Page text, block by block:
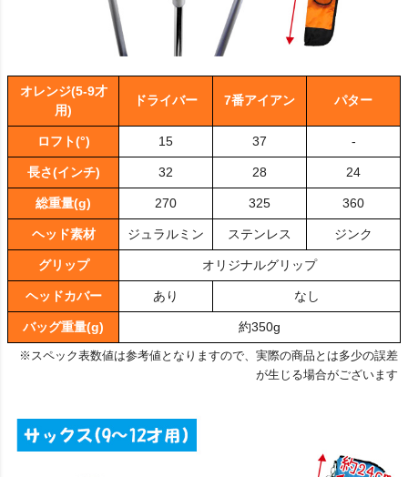
オレンジ(5-9才
用)
ドライバー 7番アイアン パター
ロフト(°) 15 37 -
長さ(インチ) 32 28 24
総重量(g) 270 325 360
ヘッド素材 ジュラルミン ステンレス ジンク
グリップ オリジナルグリップ
ヘッドカバー あり なし
バッグ重量(g) 約350g
※スペック表数値は参考値となりますので、実際の商品とは多少の誤差
が生じる場合がございます